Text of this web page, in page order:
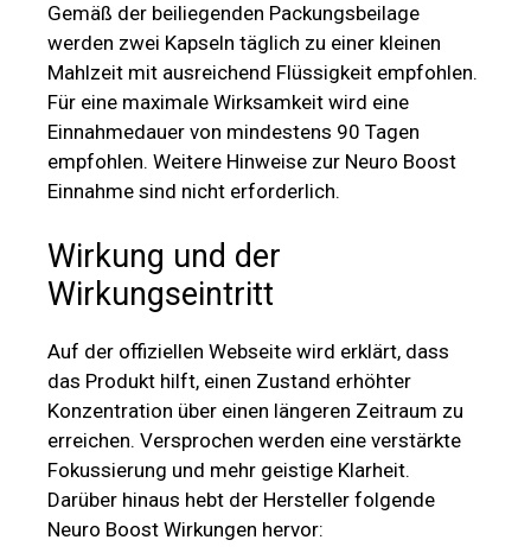
Gemäß der beiliegenden Packungsbeilage
werden zwei Kapseln täglich zu einer kleinen
Mahlzeit mit ausreichend Flüssigkeit empfohlen.
Für eine maximale Wirksamkeit wird eine
Einnahmedauer von mindestens 90 Tagen
empfohlen. Weitere Hinweise zur Neuro Boost
Einnahme sind nicht erforderlich.
Wirkung und der
Wirkungseintritt
Auf der offiziellen Webseite wird erklärt, dass
das Produkt hilft, einen Zustand erhöhter
Konzentration über einen längeren Zeitraum zu
erreichen. Versprochen werden eine verstärkte
Fokussierung und mehr geistige Klarheit.
Darüber hinaus hebt der Hersteller folgende
Neuro Boost Wirkungen hervor: